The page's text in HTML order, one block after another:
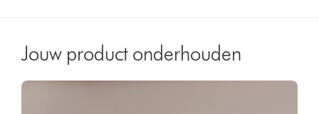
Jouw product onderhouden